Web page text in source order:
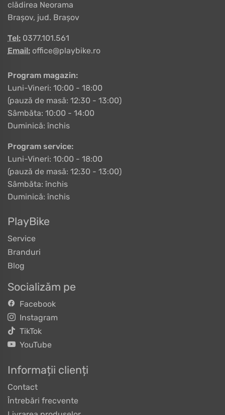
clădirea Neorama
Brașov, jud. Brașov
Tel: 0377.101.561
Email: office@playbike.ro
Program magazin:
Luni-Vineri: 10:00 - 18:00
(pauză de masă: 12:30 - 13:00)
Sâmbăta: 10:00 - 14:00
Duminică: închis
Program service:
Luni-Vineri: 10:00 - 18:00
(pauză de masă: 12:30 - 13:00)
Sâmbăta: închis
Duminică: închis
PlayBike
Service
Branduri
Blog
Socializăm pe
Facebook
Instagram
TikTok
YouTube
Informații clienți
Contact
Întrebări frecvente